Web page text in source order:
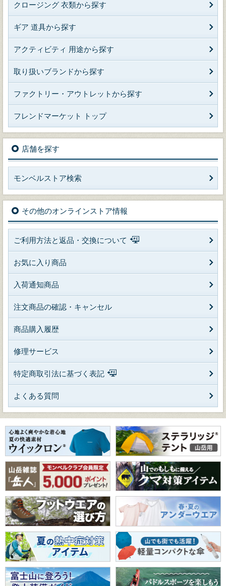
クロージング 衣類から探す
ギア 道具から探す
アクティビティ 用途から探す
取り扱いブランドから探す
ファクトリー・アウトレットから探す
フレンドマーケット トップ
店舗を探す
モンベルストア検索
その他のオンラインストア情報
ご利用方法と返品・交換について
お気に入り商品
入荷通知商品
注文商品の確認・キャンセル
商品購入履歴
修理サービス
特定商取引法に基づく表記
よくある質問